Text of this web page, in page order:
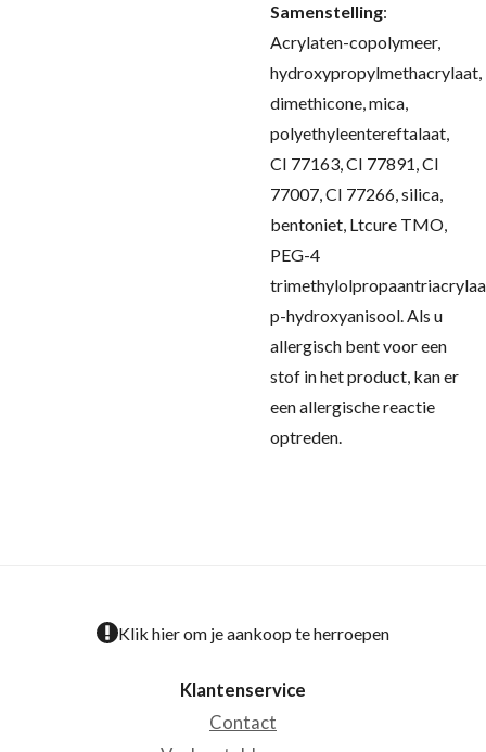
Samenstelling:
Acrylaten-copolymeer,
hydroxypropylmethacrylaat,
dimethicone, mica,
polyethyleentereftalaat,
CI 77163, CI 77891, CI
77007, CI 77266, silica,
bentoniet, Ltcure TMO,
PEG-4
p-hydroxyanisool.Als u
allergisch bent voor een
stof in het product, kan er
een allergische reactie
optreden.
Klik hier om je aankoop te herroepen
Klantenservice
Contact